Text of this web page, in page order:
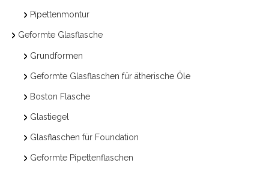
Pipettenmontur
Geformte Glasflasche
Grundformen
Geformte Glasflaschen für ätherische Öle
Boston Flasche
Glastiegel
Glasflaschen für Foundation
Geformte Pipettenflaschen